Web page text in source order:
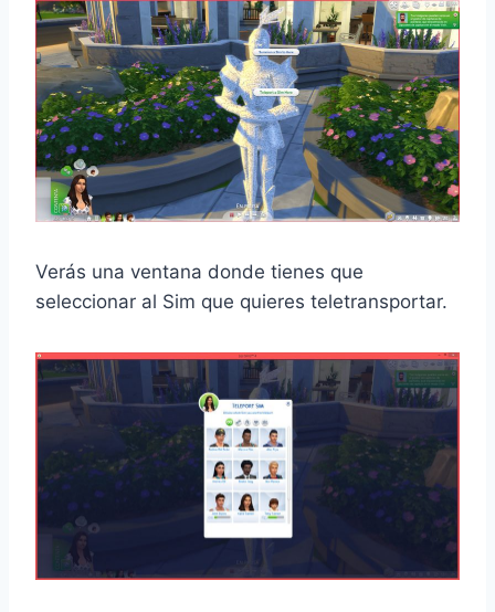
Verás una ventana donde tienes que
seleccionar al Sim que quieres teletransportar.